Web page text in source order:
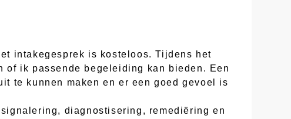
intakegesprek is kosteloos. Tijdens het
of ik passende begeleiding kan bieden. Een
te kunnen maken en er een goed gevoel is
diagnostisering, remediëring en